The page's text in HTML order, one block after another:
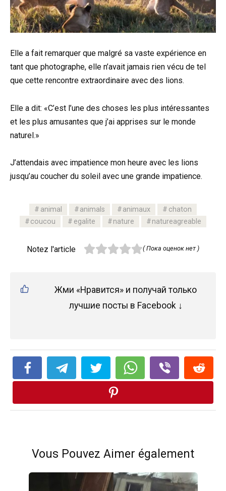
Elle a fait remarquer que malgré sa vaste expérience en
tant que photographe, elle n’avait jamais rien vécu de tel
que cette rencontre extraordinaire avec des lions.
Elle a dit: «C’est l’une des choses les plus intéressantes
et les plus amusantes que j’ai apprises sur le monde
naturel.»
J’attendais avec impatience mon heure avec les lions
jusqu’au coucher du soleil avec une grande impatience.
animal animals animaux
chaton
coucou
egalite nature natureagreable
Notez l'article ( Пока оценок нет )
Жми «Нравится» и получай только
лучшие посты в Facebook ↓
Vous Pouvez Aimer également